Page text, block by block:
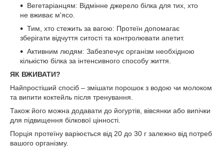
Вегетаріанцям: Відмінне джерело білка для тих, хто
не вживає м'ясо.
Тим, хто стежить за вагою: Протеїн допомагає
зберігати відчуття ситості та контролювати апетит.
Активним людям: Забезпечує організм необхідною
кількістю білка за інтенсивного способу життя.
ЯК ВЖИВАТИ?
Найпростіший спосіб – змішати порошок з водою чи молоком
та випити коктейль після тренування.
Також його можна додавати до йогуртів, вівсянки або випічки
для підвищення білкової цінності.
Порція протеїну варіюється від 20 до 30 г залежно від потреб
вашого організму.